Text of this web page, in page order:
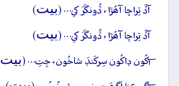
آڏَ تِراڇا آھُڙا، ڏُونگَرَ کي… (بيت)
آڏَ تِراڇا آھُڙا، ڏُونگَرَ کي… (بيت)
آکُون ڊاکُون سِرکَنڊَ شاخُون، جِتِ… (بيت